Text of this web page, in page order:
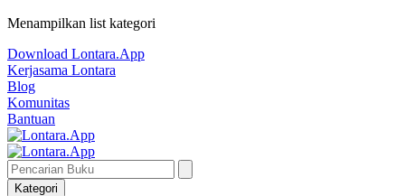
Menampilkan list kategori
Download Lontara.App
Kerjasama Lontara
Blog
Komunitas
Bantuan
Kategori